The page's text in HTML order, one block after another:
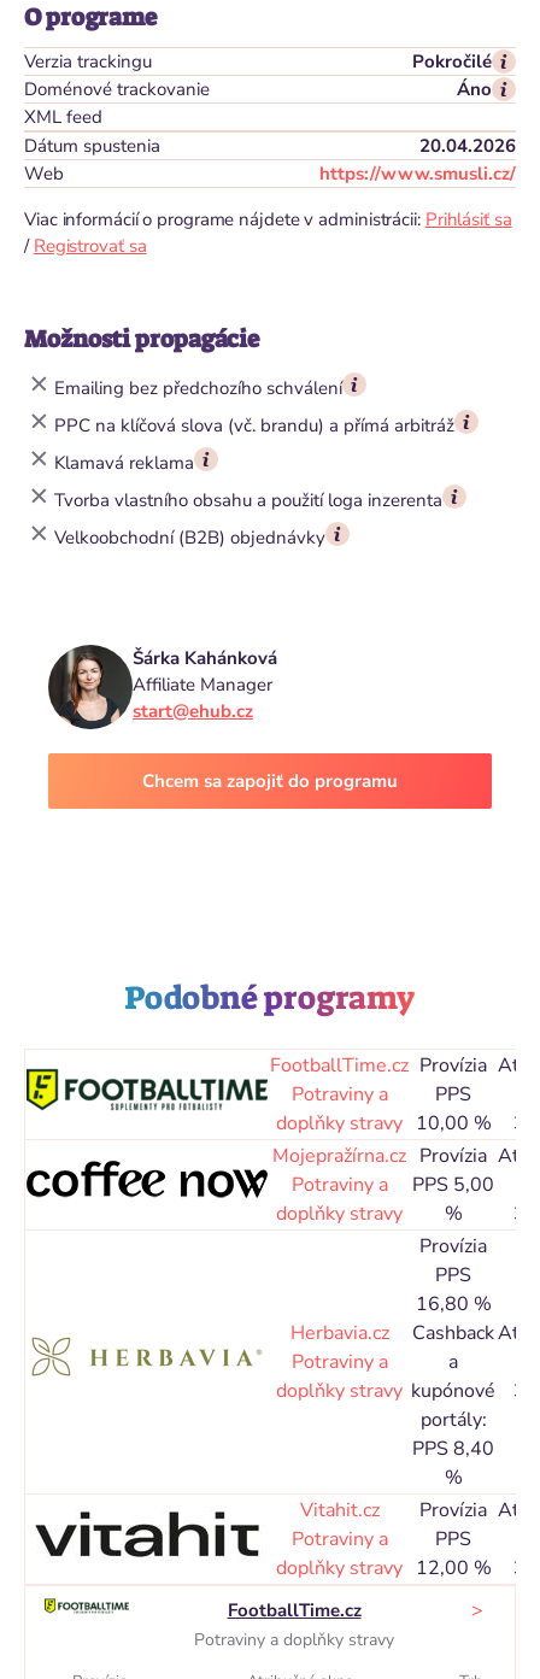
O programe
Verzia trackingu
Pokročilé
Doménové trackovanie
Áno
XML feed
Dátum spustenia
20.04.2026
Web
https://www.smusli.cz/
Viac informácií o programe nájdete v administrácii: Prihlásiť sa
/ Registrovať sa
Možnosti propagácie
Emailing bez předchozího schválení
PPC na klíčová slova (vč. brandu) a přímá arbitráž
Klamavá reklama
Tvorba vlastního obsahu a použití loga inzerenta
Velkoobchodní (B2B) objednávky
Šárka Kahánková
Affiliate Manager
start@ehub.cz
Chcem sa zapojiť do programu
Podobné programy
FootballTime.cz
Potraviny a
doplňky stravy
Provízia
PPS
10,00 %
Mojepražírna.cz
Potraviny a
doplňky stravy
Provízia
PPS 5,00
%
Herbavia.cz
Potraviny a
doplňky stravy
Provízia
PPS
16,80 %
Cashback
a
kupónové
portály:
PPS 8,40
%
Vitahit.cz
Potraviny a
doplňky stravy
Provízia
PPS
12,00 %
FootballTime.cz
Potraviny a doplňky stravy
>